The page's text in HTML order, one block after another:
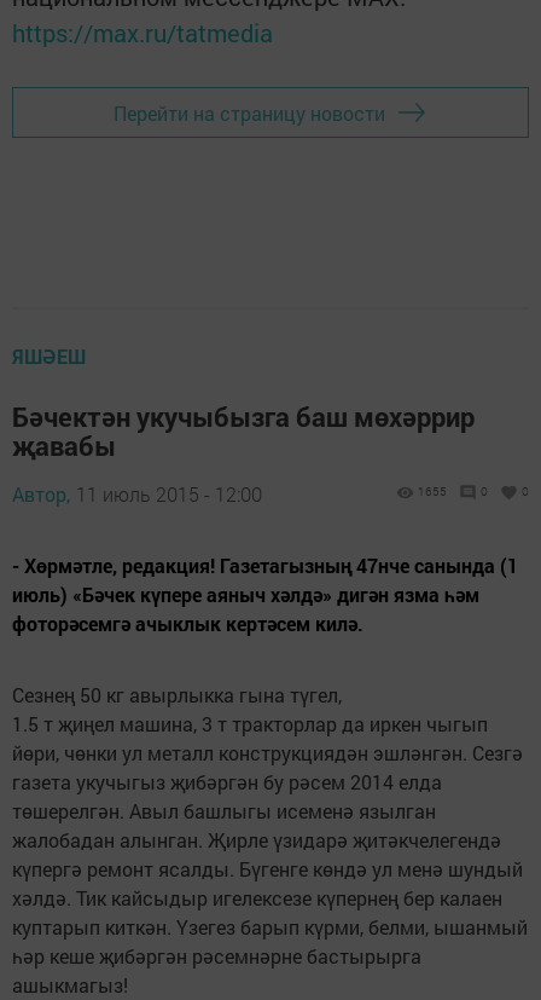
https://max.ru/tatmedia
Перейти на страницу новости
ЯШӘЕШ
Бәчектән укучыбызга баш мөхәррир
җавабы
Автор, 11 июль 2015 - 12:00 1655 0 0
- Хөрмәтле, редакция! Газетагызның 47нче санында (1
июль) «Бәчек күпере аяныч хәлдә» дигән язма һәм
фоторәсемгә ачыклык кертәсем килә.
Сезнең 50 кг авырлыкка гына түгел,
1.5 т җиңел машина, 3 т тракторлар да иркен чыгып
йөри, чөнки ул металл конструкциядән эшләнгән. Сезгә
газета укучыгыз җибәргән бу рәсем 2014 елда
төшерелгән. Авыл башлыгы исеменә язылган
жалобадан алынган. Җирле үзидарә җитәкчелегендә
күпергә ремонт ясалды. Бүгенге көндә ул менә шундый
хәлдә. Тик кайсыдыр игелексезе күпернең бер калаен
куптарып киткән. Үзегез барып күрми, белми, ышанмый
һәр кеше җибәргән рәсемнәрне бастырырга
ашыкмагыз!